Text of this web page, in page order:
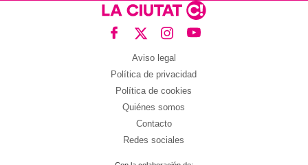
Aviso legal
Política de privacidad
Política de cookies
Quiénes somos
Contacto
Redes sociales